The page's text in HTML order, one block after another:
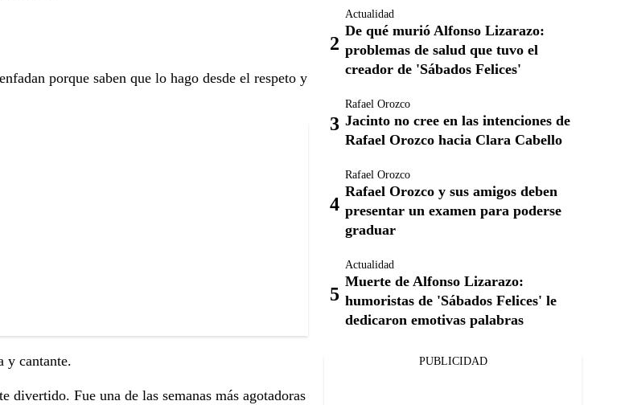
porque saben que lo hago desde el respeto y
y cantante.
divertido. Fue una de las semanas más agotadoras
Actualidad
De qué murió Alfonso Lizarazo:
problemas de salud que tuvo el
creador de 'Sábados Felices'
Rafael Orozco
Jacinto no cree en las intenciones de
Rafael Orozco hacia Clara Cabello
Rafael Orozco
Rafael Orozco y sus amigos deben
presentar un examen para poderse
graduar
Actualidad
Muerte de Alfonso Lizarazo:
humoristas de 'Sábados Felices' le
dedicaron emotivas palabras
PUBLICIDAD